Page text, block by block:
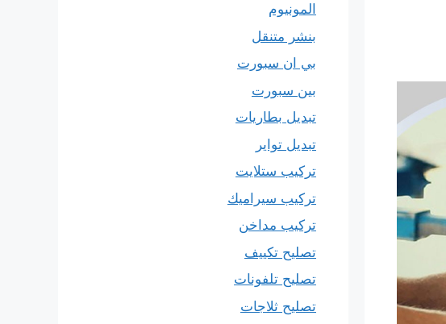
المونيوم
بنشر متنقل
بي ان سبورت
بين سبورت
تبديل بطاريات
تبديل تواير
تركيب ستلايت
تركيب سيراميك
تركيب مداخن
تصليح تكييف
تصليح تلفونات
تصليح ثلاجات